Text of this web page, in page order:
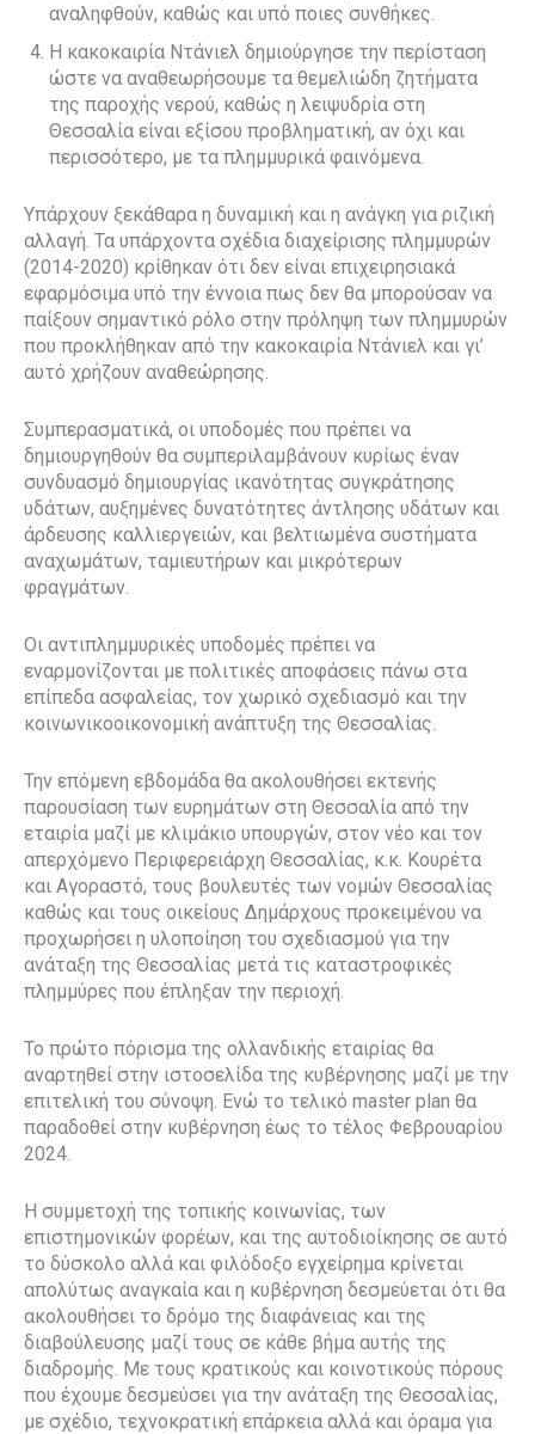
αναληφθούν, καθώς και υπό ποιες συνθήκες.
Η κακοκαιρία Ντάνιελ δημιούργησε την περίσταση
ώστε να αναθεωρήσουμε τα θεμελιώδη ζητήματα
της παροχής νερού, καθώς η λειψυδρία στη
Θεσσαλία είναι εξίσου προβληματική, αν όχι και
περισσότερο, με τα πλημμυρικά φαινόμενα.
Υπάρχουν ξεκάθαρα η δυναμική και η ανάγκη για ριζική
αλλαγή. Τα υπάρχοντα σχέδια διαχείρισης πλημμυρών
(2014-2020) κρίθηκαν ότι δεν είναι επιχειρησιακά
εφαρμόσιμα υπό την έννοια πως δεν θα μπορούσαν να
παίξουν σημαντικό ρόλο στην πρόληψη των πλημμυρών
που προκλήθηκαν από την κακοκαιρία Ντάνιελ και γι’
αυτό χρήζουν αναθεώρησης.
Συμπερασματικά, οι υποδομές που πρέπει να
δημιουργηθούν θα συμπεριλαμβάνουν κυρίως έναν
συνδυασμό δημιουργίας ικανότητας συγκράτησης
υδάτων, αυξημένες δυνατότητες άντλησης υδάτων και
άρδευσης καλλιεργειών, και βελτιωμένα συστήματα
αναχωμάτων, ταμιευτήρων και μικρότερων
φραγμάτων.
Οι αντιπλημμυρικές υποδομές πρέπει να
εναρμονίζονται με πολιτικές αποφάσεις πάνω στα
επίπεδα ασφαλείας, τον χωρικό σχεδιασμό και την
κοινωνικοοικονομική ανάπτυξη της Θεσσαλίας.
Την επόμενη εβδομάδα θα ακολουθήσει εκτενής
παρουσίαση των ευρημάτων στη Θεσσαλία από την
εταιρία μαζί με κλιμάκιο υπουργών, στον νέο και τον
απερχόμενο Περιφερειάρχη Θεσσαλίας, κ.κ. Κουρέτα
και Αγοραστό, τους βουλευτές των νομών Θεσσαλίας
καθώς και τους οικείους Δημάρχους προκειμένου να
προχωρήσει η υλοποίηση του σχεδιασμού για την
ανάταξη της Θεσσαλίας μετά τις καταστροφικές
πλημμύρες που έπληξαν την περιοχή.
Το πρώτο πόρισμα της ολλανδικής εταιρίας θα
αναρτηθεί στην ιστοσελίδα της κυβέρνησης μαζί με την
επιτελική του σύνοψη. Ενώ το τελικό master plan θα
παραδοθεί στην κυβέρνηση έως το τέλος Φεβρουαρίου
2024.
Η συμμετοχή της τοπικής κοινωνίας, των
επιστημονικών φορέων, και της αυτοδιοίκησης σε αυτό
το δύσκολο αλλά και φιλόδοξο εγχείρημα κρίνεται
απολύτως αναγκαία και η κυβέρνηση δεσμεύεται ότι θα
ακολουθήσει το δρόμο της διαφάνειας και της
διαβούλευσης μαζί τους σε κάθε βήμα αυτής της
διαδρομής. Με τους κρατικούς και κοινοτικούς πόρους
που έχουμε δεσμεύσει για την ανάταξη της Θεσσαλίας,
με σχέδιο, τεχνοκρατική επάρκεια αλλά και όραμα για